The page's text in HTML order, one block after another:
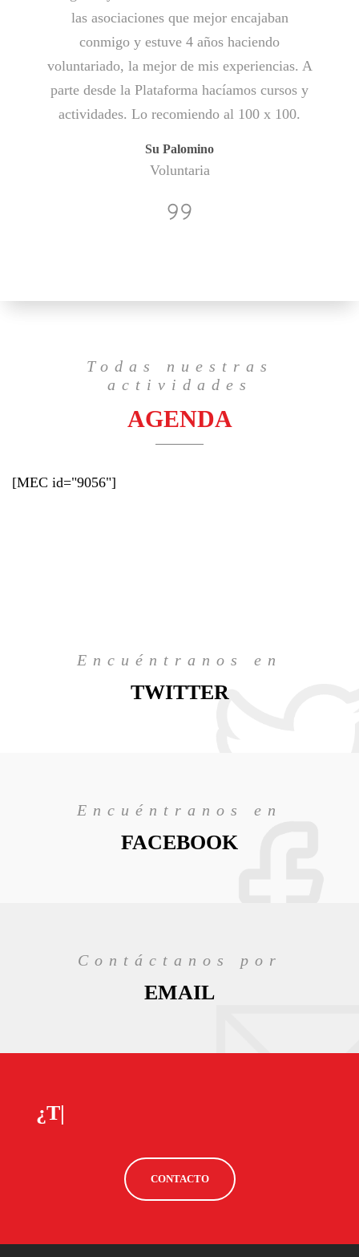
las asociaciones que mejor encajaban
conmigo y estuve 4 años haciendo
voluntariado, la mejor de mis experiencias. A
parte desde la Plataforma hacíamos cursos y
actividades. Lo recomiendo al 100 x 100.
Su Palomino
Voluntaria
Todas nuestras
actividades
AGENDA
[MEC id="9056"]
Encuéntranos en
TWITTER
Encuéntranos en
FACEBOOK
Contáctanos por
EMAIL
¿Todavía tienes dudas?
CONTACTO